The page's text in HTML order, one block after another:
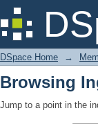
Browsing
DSpace Home →
Browsing
Jump to a point in the